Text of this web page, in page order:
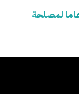
لمصلحة